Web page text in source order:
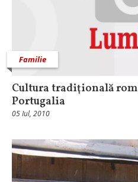
Familie
Cultura tradiţională
Portugalia
05 Iul, 2010